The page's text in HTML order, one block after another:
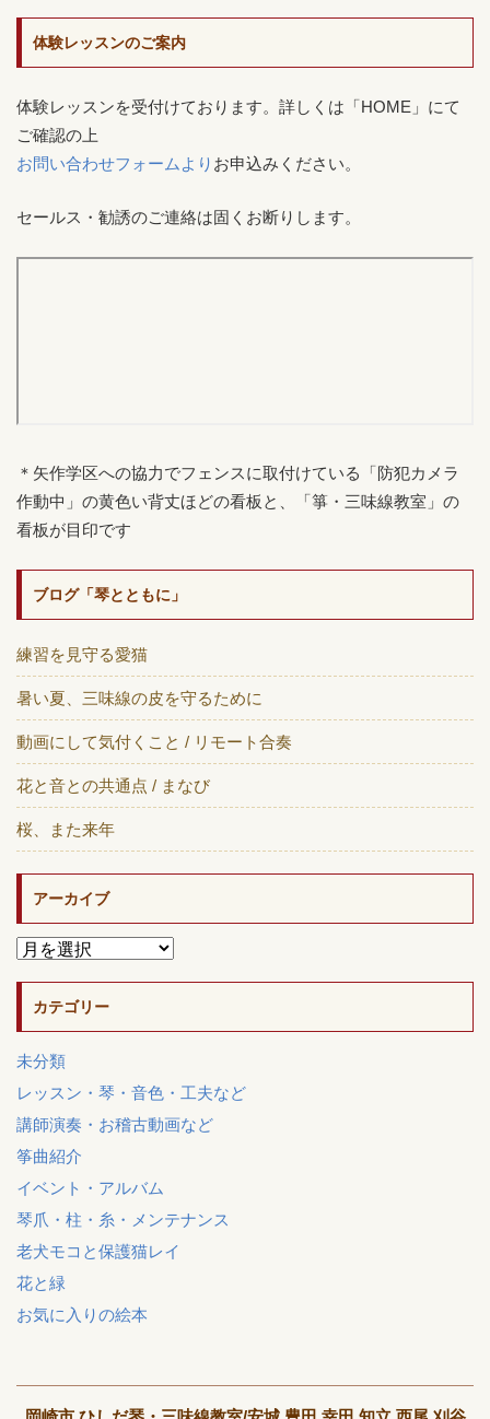
体験レッスンのご案内
体験レッスンを受付けております。詳しくは「HOME」にて
ご確認の上
お問い合わせフォームより お申込みください。
セールス・勧誘のご連絡は固くお断りします。
＊矢作学区への協力でフェンスに取付けている「防犯カメラ
作動中」の黄色い背丈ほどの看板と、「箏・三味線教室」の
看板が目印です
ブログ「琴とともに」
練習を見守る愛猫
暑い夏、三味線の皮を守るために
動画にして気付くこと / リモート合奏
花と音との共通点 / まなび
桜、また来年
アーカイブ
カテゴリー
未分類
レッスン・琴・音色・工夫など
講師演奏・お稽古動画など
筝曲紹介
イベント・アルバム
琴爪・柱・糸・メンテナンス
老犬モコと保護猫レイ
花と緑
お気に入りの絵本